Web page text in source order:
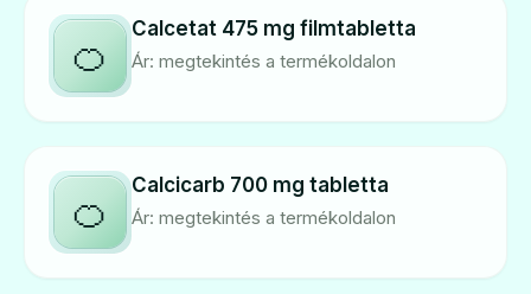
🍊
Calcetat 475 mg filmtabletta
Ár: megtekintés a termékoldalon
🍊
Calcicarb 700 mg tabletta
Ár: megtekintés a termékoldalon